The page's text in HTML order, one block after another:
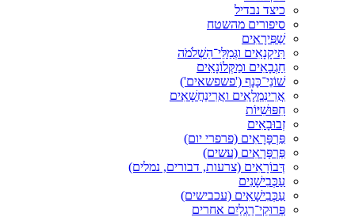
כיצד נבדיל
סיפורים מהשטח
שַׁפִּירָאִים
תִּיקָנָאִים וגְּמַלֵּי־הַשְׁלֹמֹה
חַגְבָאִים ומַקְּלוֹנָאִים
שׁוֹנֵי־כָּנָף ('פשפשאים')
אֲרִינִמְלָאִים ואֲרִינַחֲשָׁאִים
חִפּוּשִׁיּוֹת
זְבוּבָאִים
פַּרְפָּרָאִים (פרפרי יום)
פַּרְפָּרָאִים (עשים)
דְּבוֹרָאִים (צרעות, דבורים, נמלים)
עַכְּבִישָׁנִים
עַכְּבִישָׁאִים (עכבישים)
פְּרוּקֵי־רַגְלַיִם אחרים